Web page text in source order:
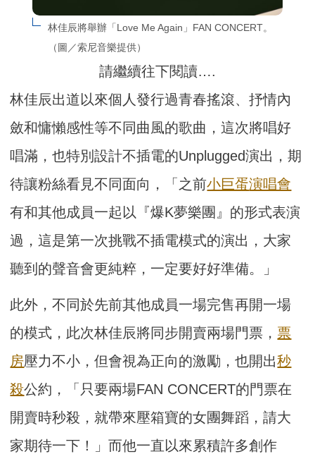
林佳辰將舉辦「Love Me Again」FAN CONCERT。
（圖／索尼音樂提供）
請繼續往下閱讀….
林佳辰出道以來個人發行過青春搖滾、抒情內
斂和慵懶感性等不同曲風的歌曲，這次將唱好
唱滿，也特別設計不插電的Unplugged演出，期
待讓粉絲看見不同面向，「之前小巨蛋演唱會
有和其他成員一起以『爆K夢樂團』的形式表演
過，這是第一次挑戰不插電模式的演出，大家
聽到的聲音會更純粹，一定要好好準備。」
此外，不同於先前其他成員一場完售再開一場
的模式，此次林佳辰將同步開賣兩場門票， 票
房壓力不小，但會視為正向的激勵，也開出秒
殺公約，「只要兩場FAN CONCERT的門票在
開賣時秒殺，就帶來壓箱寶的女團舞蹈，請大
家期待一下！」而他一直以來累積許多創作